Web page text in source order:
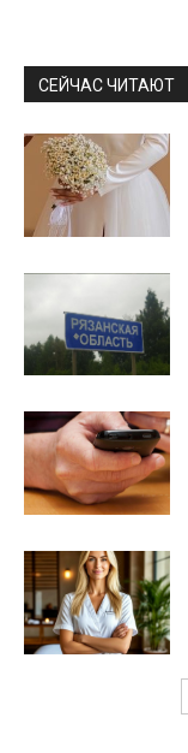
СЕЙЧАС ЧИТАЮТ